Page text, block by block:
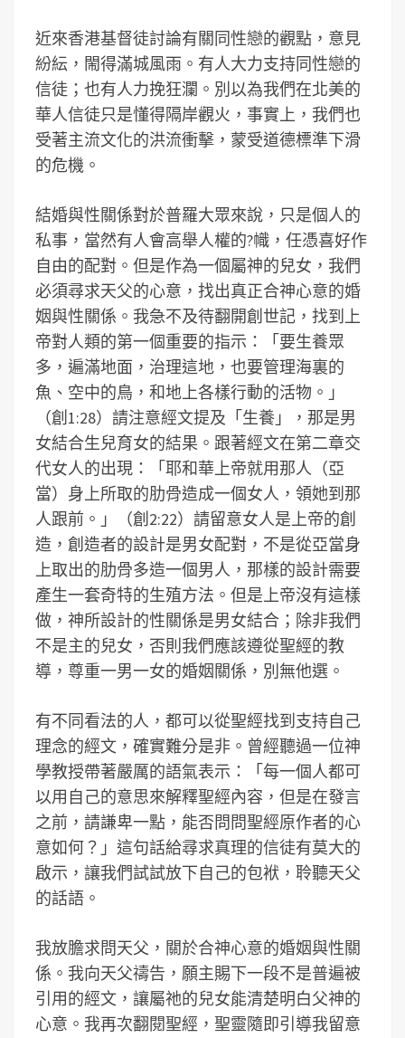
近來香港基督徒討論有關同性戀的觀點，意見
紛紜，閙得滿城風雨。有人大力支持同性戀的
信徒；也有人力挽狂瀾。別以為我們在北美的
華人信徒只是懂得隔岸觀火，事實上，我們也
受著主流文化的洪流衝擊，蒙受道德標準下滑
的危機。
結婚與性關係對於普羅大眾來說，只是個人的
私事，當然有人會高舉人權的?幟，任憑喜好作
自由的配對。但是作為一個屬神的兒女，我們
必須尋求天父的心意，找出真正合神心意的婚
姻與性關係。我急不及待翻開創世記，找到上
帝對人類的第一個重要的指示：「要生養眾
多，遍滿地面，治理這地，也要管理海裏的
魚、空中的鳥，和地上各樣行動的活物。」
（創1:28）請注意經文提及「生養」，那是男
女結合生兒育女的結果。跟著經文在第二章交
代女人的出現：「耶和華上帝就用那人（亞
當）身上所取的肋骨造成一個女人，領她到那
人跟前。」（創2:22）請留意女人是上帝的創
造，創造者的設計是男女配對，不是從亞當身
上取出的肋骨多造一個男人，那樣的設計需要
產生一套奇特的生殖方法。但是上帝沒有這樣
做，神所設計的性關係是男女結合；除非我們
不是主的兒女，否則我們應該遵從聖經的教
導，尊重一男一女的婚姻關係，別無他選。
有不同看法的人，都可以從聖經找到支持自己
理念的經文，確實難分是非。曾經聽過一位神
學教授帶著嚴厲的語氣表示：「每一個人都可
以用自己的意思來解釋聖經內容，但是在發言
之前，請謙卑一點，能否問問聖經原作者的心
意如何？」這句話給尋求真理的信徒有莫大的
啟示，讓我們試試放下自己的包袱，聆聽天父
的話語。
我放膽求問天父，關於合神心意的婚姻與性關
係。我向天父禱告，願主賜下一段不是普遍被
引用的經文，讓屬祂的兒女能清楚明白父神的
心意。我再次翻閱聖經，聖靈隨即引導我留意